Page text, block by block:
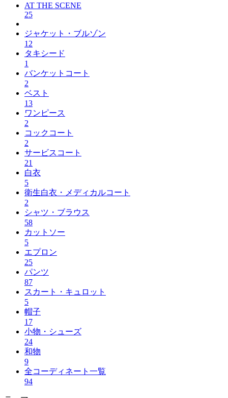
AT THE SCENE
25
ジャケット・ブルゾン
12
タキシード
1
バンケットコート
2
ベスト
13
ワンピース
2
コックコート
2
サービスコート
21
白衣
5
衛生白衣・メディカルコート
2
シャツ・ブラウス
58
カットソー
5
エプロン
25
パンツ
87
スカート・キュロット
5
帽子
17
小物・シューズ
24
和物
9
全コーディネート一覧
94